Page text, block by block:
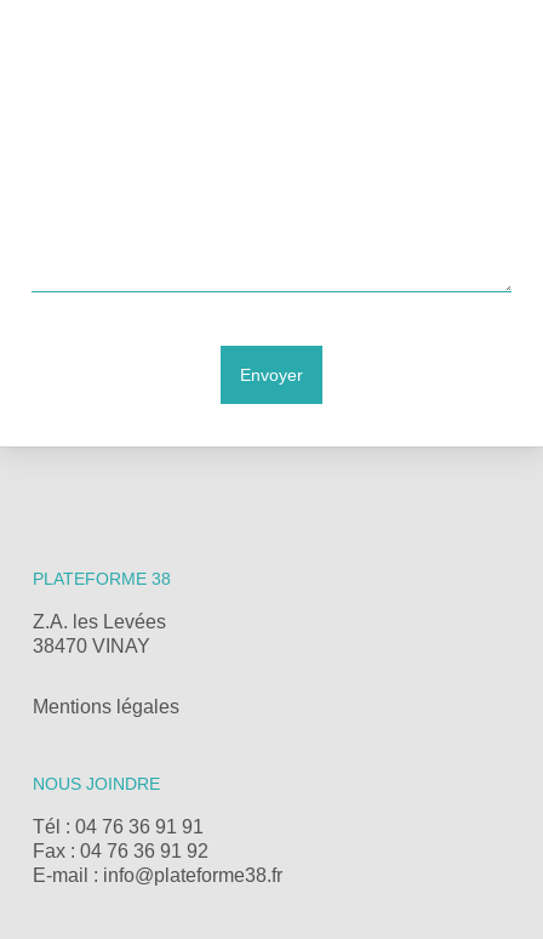
PLATEFORME 38
Z.A. les Levées
38470 VINAY
Mentions légales
NOUS JOINDRE
Tél : 04 76 36 91 91
Fax : 04 76 36 91 92
E-mail : info@plateforme38.fr